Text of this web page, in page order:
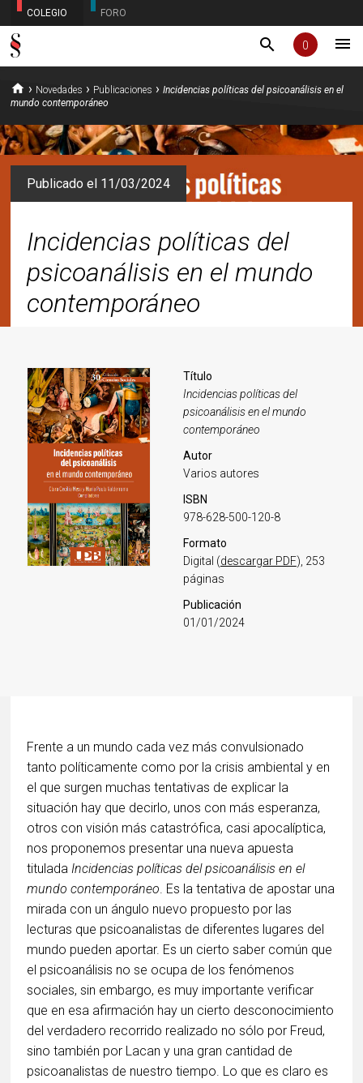
COLEGIO FORO
search 0 menu
home › Novedades › Publicaciones ›Incidencias políticas del psicoanálisis en el
mundo contemporáneo
Publicado el 11/03/2024
Incidencias políticas del
psicoanálisis en el mundo
contemporáneo
Título
Incidencias políticas del
psicoanálisis en el mundo
contemporáneo
Autor
Varios autores
ISBN
978-628-500-120-8
Formato
Digital (descargar PDF), 253
páginas
Publicación
01/01/2024
Frente a un mundo cada vez más convulsionado
tanto políticamente como por la crisis ambiental y en
el que surgen muchas tentativas de explicar la
situación hay que decirlo, unos con más esperanza,
otros con visión más catastrófica, casi apocalíptica,
nos proponemos presentar una nueva apuesta
tituladaIncidencias políticas del psicoanálisis en el
mundo contemporáneo. Es la tentativa de apostar una
mirada con un ángulo nuevo propuesto por las
lecturas que psicoanalistas de diferentes lugares del
mundo pueden aportar. Es un cierto saber común que
el psicoanálisis no se ocupa de los fenómenos
sociales, sin embargo, es muy importante verificar
que en esa afirmación hay un cierto desconocimiento
del verdadero recorrido realizado no sólo por Freud,
sino también por Lacan y una gran cantidad de
psicoanalistas de nuestro tiempo. Lo que es claro es